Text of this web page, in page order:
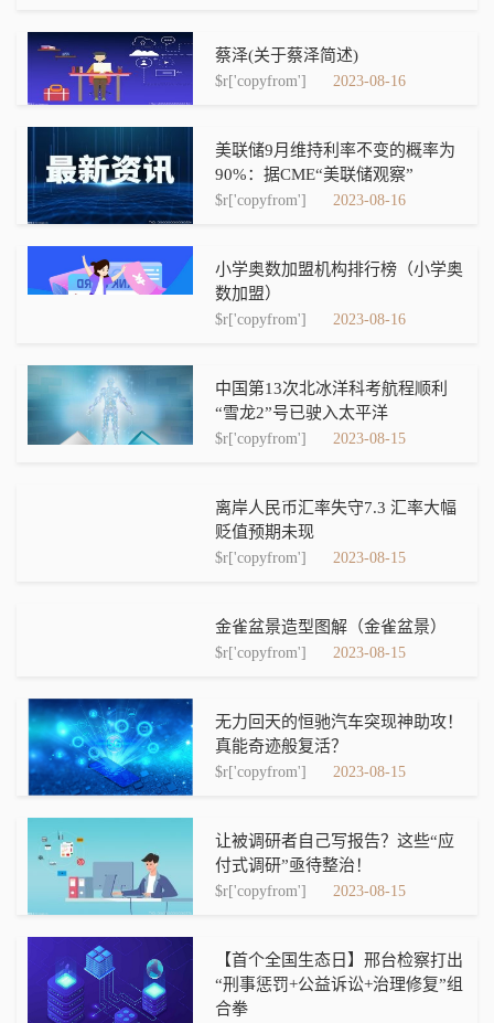
蔡泽(关于蔡泽简述)
$r['copyfrom'] 2023-08-16
美联储9月维持利率不变的概率为
90%：据CME“美联储观察”
$r['copyfrom'] 2023-08-16
小学奥数加盟机构排行榜（小学奥
数加盟）
$r['copyfrom'] 2023-08-16
中国第13次北冰洋科考航程顺利
“雪龙2”号已驶入太平洋
$r['copyfrom'] 2023-08-15
离岸人民币汇率失守7.3 汇率大幅
贬值预期未现
$r['copyfrom'] 2023-08-15
金雀盆景造型图解（金雀盆景）
$r['copyfrom'] 2023-08-15
无力回天的恒驰汽车突现神助攻！
真能奇迹般复活？
$r['copyfrom'] 2023-08-15
让被调研者自己写报告？这些“应
付式调研”亟待整治！
$r['copyfrom'] 2023-08-15
【首个全国生态日】邢台检察打出
“刑事惩罚+公益诉讼+治理修复”组
合拳